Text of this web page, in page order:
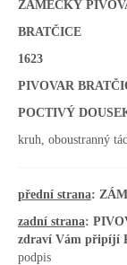
ZÁMECKÝ
BRATČICE
1623
PIVOVAR
POCTIVÝ
kruh, oboustranný
přední strana:
zadní strana:
zdraví Vám připíjí
podpis